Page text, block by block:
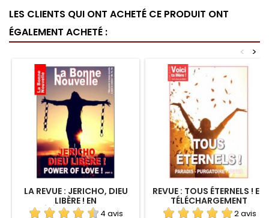
LES CLIENTS QUI ONT ACHETÉ CE PRODUIT ONT
ÉGALEMENT ACHETÉ :
>
<
LA REVUE : JERICHO, DIEU
LIBÈRE ! EN
TÉLÉCHARGEMENT
4 avis
REVUE : TOUS ÉTERNELS ! EN
TÉLÉCHARGEMENT
2 avis